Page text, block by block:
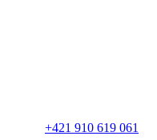
+421 910 619 061